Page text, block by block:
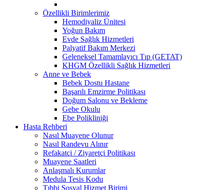
Özellikli Birimlerimiz
Hemodiyaliz Ünitesi
Yoğun Bakım
Evde Sağlık Hizmetleri
Palyatif Bakım Merkezi
Geleneksel Tamamlayıcı Tıp (GETAT)
KHGM Özellikli Sağlık Hizmetleri
Anne ve Bebek
Bebek Dostu Hastane
Başarılı Emzirme Politikası
Doğum Salonu ve Bekleme
Gebe Okulu
Ebe Polikliniği
Hasta Rehberi
Nasıl Muayene Olunur
Nasıl Randevu Alınır
Refakatçi / Ziyaretçi Politikası
Muayene Saatleri
Anlaşmalı Kurumlar
Medula Tesis Kodu
Tıbbi Sosyal Hizmet Birimi